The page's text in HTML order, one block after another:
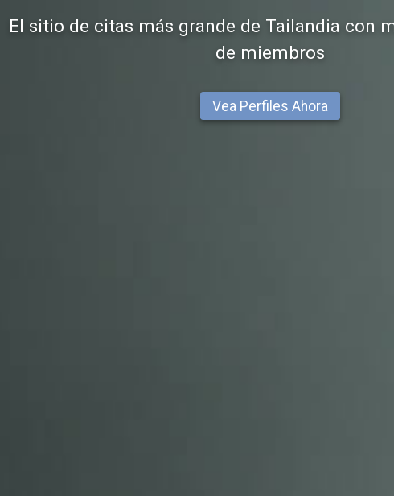
El sitio de citas más grande de Tailandia con
de miembros
Vea Perfiles Ahora